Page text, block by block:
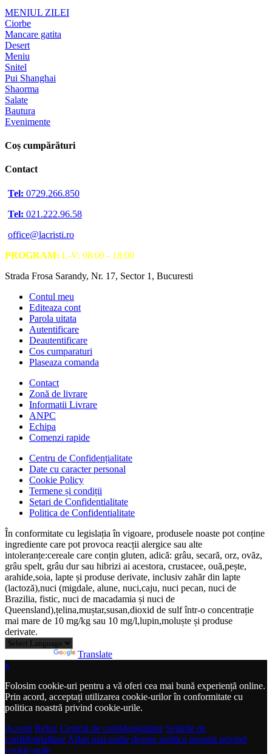
MENIUL ZILEI
Ciorbe
Mancare gatita
Desert
Meniu
Snitel
Pui Shanghai
Shaorma
Salate
Bautura
Evenimente
Coș cumpărături
Contact
Tel: 0729.266.850
Tel: 021.222.96.58
office@lacristi.ro
PROGRAM: L-V: 08:00 - 18:00
Strada Frosa Sarandy, Nr. 17, Sector 1, Bucuresti
Contul meu
Editeaza cont
Parola uitata
Autentificare
Deautentificare
Cos cumparaturi
Plaseaza comanda
Contact
Zonă de livrare
Informatii Livrare
ANPC
Echipa
Comenzi rapide
Centru de Confidențialitate
Date cu caracter personal
Cookie Policy
Termene și condiții
Setari de Confidentialitate
Politica de Confidentialitate
În conformitate cu legislația în vigoare, produsele noaste pot conține
ingrediente care pot provoca reacții alergice sau alte
intoleranțe:cereale care conțin gluten, adică: grâu, secară, orz, ovăz,
grâu spelt, grâu dur sau hibrizi ai acestora, crustacee, ouă,pește,
arahide,soia, lapte și produse derivate, inclusiv zahăr din lapte
(lactoză),nuci (migdale, alune, nuci,caju, nuci pecan, nuci de
Brazilia, fistic, nuci de macadamia și nuci de
Queensland),țelina,muștar,susan,dioxid de sulf într-o concentrație
mai mare de 10 mg/kg sau 10 mg/l,lupin,moluște și produse
derivate.
Translate
x
Folosim cookie-uri pentru a vă oferi cea mai bună experiență online.
Prin acord, acceptați utilizarea cookie-urilor în conformitate cu
politica noastră privind cookie-urile.
Accept Refuz Centrul de confidențialitate Setările de
confidențialitate Aflați mai multe despre politica noastră privind
cookie-urile